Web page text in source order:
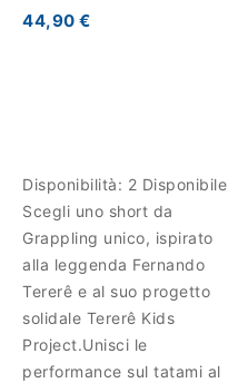
44,90 €
Disponibilità: 2 Disponibile
Scegli uno short da
Grappling unico, ispirato
alla leggenda Fernando
Tererê e al suo progetto
solidale Tererê Kids
Project.Unisci le
performance sul tatami al